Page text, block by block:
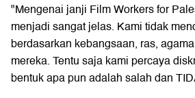
"Mengenai janji Film Workers for
menjadi sangat jelas. Kami tidak
berdasarkan kebangsaan, ras,
mereka. Tentu saja kami percaya
bentuk apa pun adalah salah dan